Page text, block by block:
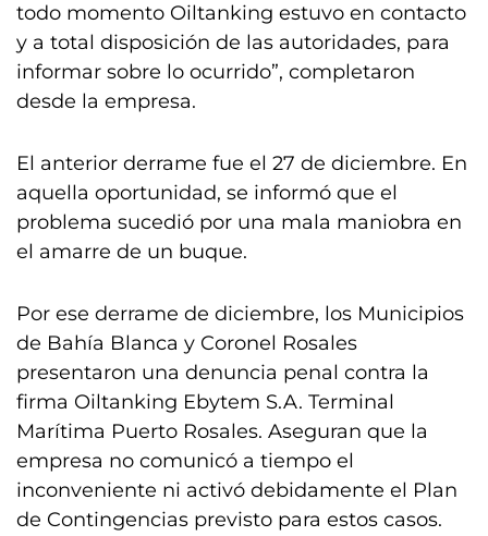
todo momento Oiltanking estuvo en contacto
y a total disposición de las autoridades, para
informar sobre lo ocurrido”, completaron
desde la empresa.
El anterior derrame fue el 27 de diciembre. En
aquella oportunidad, se informó que el
problema sucedió por una mala maniobra en
el amarre de un buque.
Por ese derrame de diciembre, los Municipios
de Bahía Blanca y Coronel Rosales
presentaron una denuncia penal contra la
firma Oiltanking Ebytem S.A. Terminal
Marítima Puerto Rosales. Aseguran que la
empresa no comunicó a tiempo el
inconveniente ni activó debidamente el Plan
de Contingencias previsto para estos casos.